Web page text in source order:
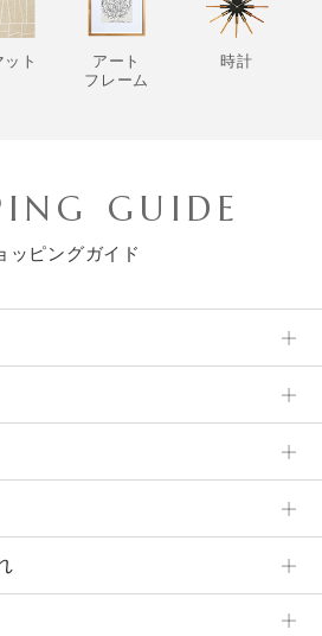
ト
アート
フレーム
時計
GUIDE
ッピングガイド